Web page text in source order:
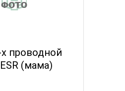
проводной
(мама)